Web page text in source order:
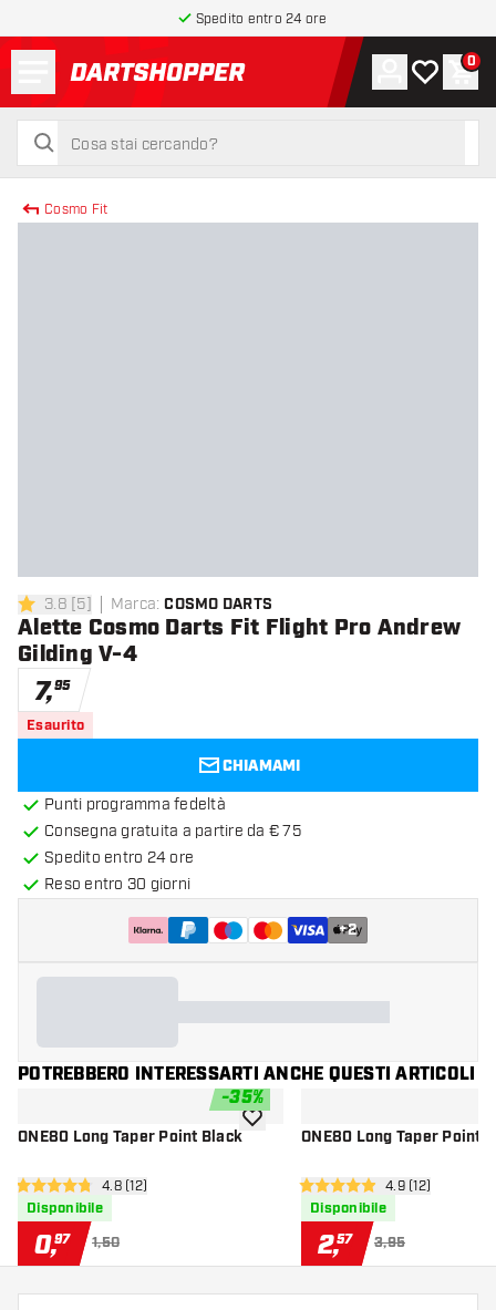
Spedito entro 24 ore
torna alla home page
cerca
cerca
Account
La mia0
Cosmo Fit
3.8 stelle di valutazione
3.8 [5] Marca: COSMO DARTS
Alette Cosmo Darts Fit Flight Pro Andrew
Gilding V-4
7,95
Esaurito
CHIAMAMI
Punti programma fedeltà
Consegna gratuita a partire da € 75
Spedito entro 24 ore
Reso entro 30 giorni
+2
POTREBBERO INTERESSARTI ANCHE QUESTI ARTICOLI
-35%
ONE80 Long Taper Point Black
apri pannello recensioni
4.8 stelle di valutazione
4.8 (12)
Disponibile
0,97 1,50
aggiungi alla lista dei desideri
ONE80 Long Taper Point
apri pannello
4.9 stelle di valutazione
4.9 (12)
Disponibile
2,57 3,95